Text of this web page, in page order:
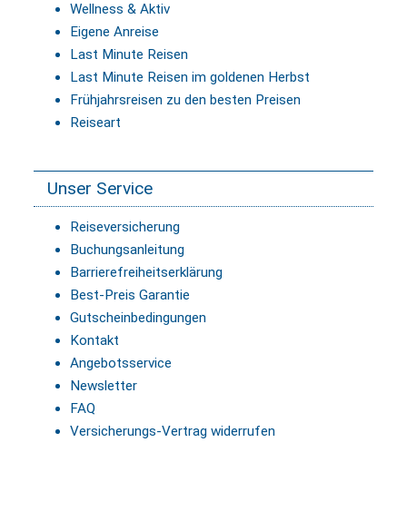
Wellness & Aktiv
Eigene Anreise
Last Minute Reisen
Last Minute Reisen im goldenen Herbst
Frühjahrsreisen zu den besten Preisen
Reiseart
Unser Service
Reiseversicherung
Buchungsanleitung
Barrierefreiheitserklärung
Best-Preis Garantie
Gutscheinbedingungen
Kontakt
Angebotsservice
Newsletter
FAQ
Versicherungs-Vertrag widerrufen